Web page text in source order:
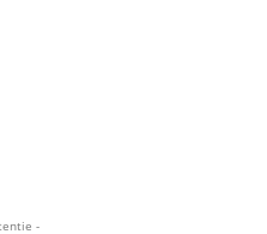
-